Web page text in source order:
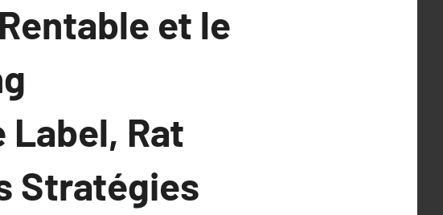
et le
Rat
Stratégies